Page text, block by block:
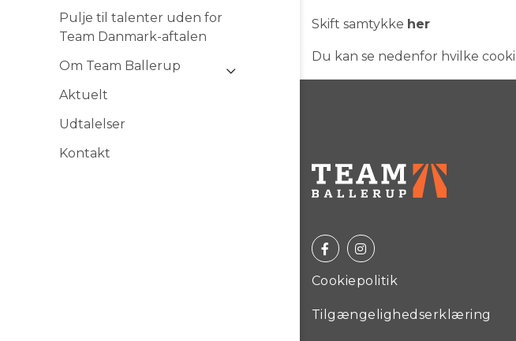
Pulje til talenter uden for
Team Danmark-aftalen
Om Team Ballerup
Aktuelt
Udtalelser
Kontakt
Skift samtykke her
Du kan se nedenfor hvilke
Cookiepolitik
Tilgængelighedserklæring